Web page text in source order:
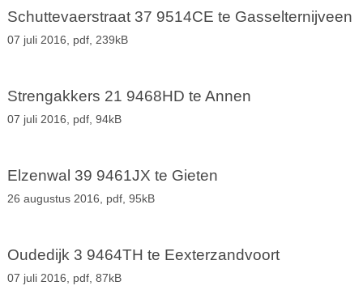
Schuttevaerstraat 37 9514CE te Gasselternijveen
07 juli 2016, pdf, 239kB
Strengakkers 21 9468HD te Annen
07 juli 2016, pdf, 94kB
Elzenwal 39 9461JX te Gieten
26 augustus 2016, pdf, 95kB
Oudedijk 3 9464TH te Eexterzandvoort
07 juli 2016, pdf, 87kB